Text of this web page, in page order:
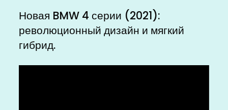
Новая BMW 4 серии (2021):
революционный дизайн и мягкий
гибрид.